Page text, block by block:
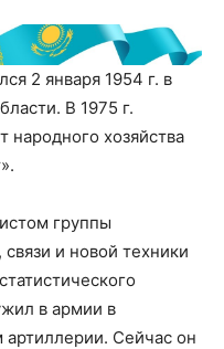
2 января 1954 г. в
В 1975 г.
народного хозяйства
группы
и новой техники
в армии в
Сейчас он